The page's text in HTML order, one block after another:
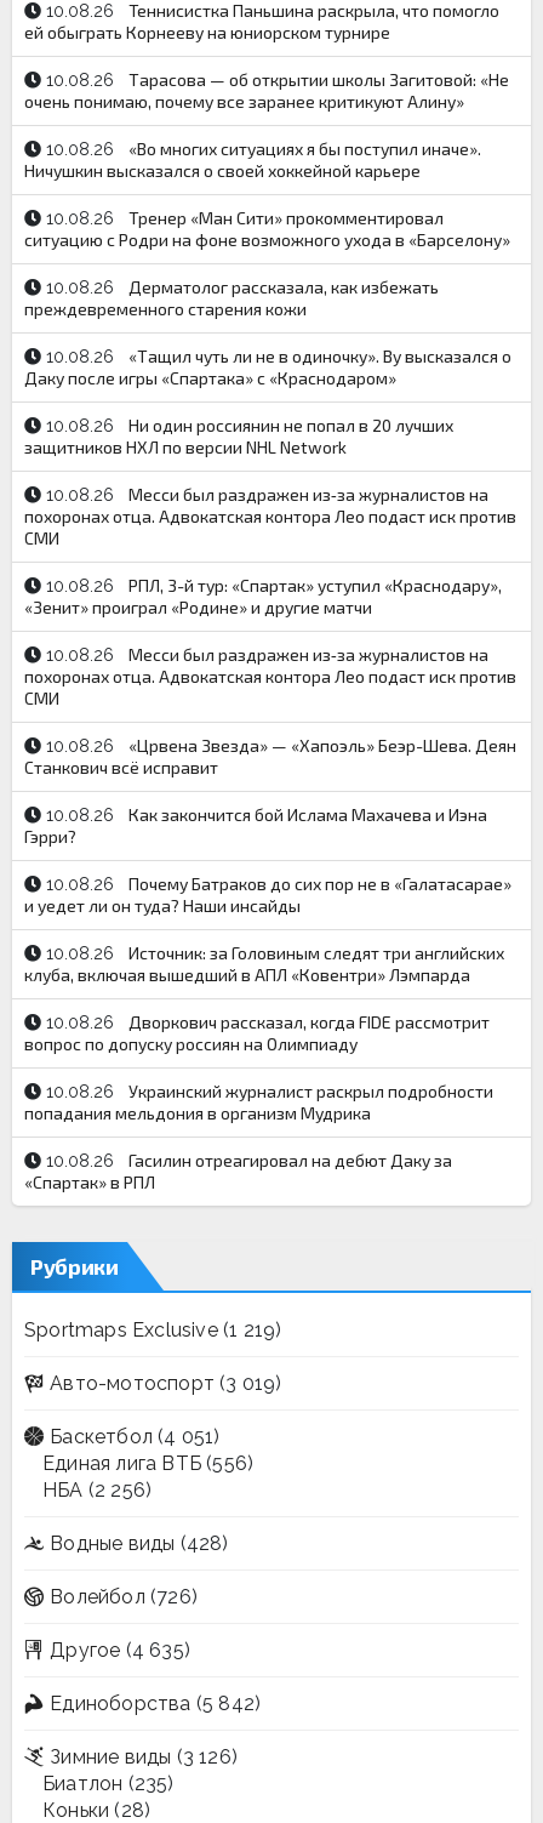
10.08.26
Теннисистка Паньшина раскрыла, что помогло
ей обыграть Корнееву на юниорском турнире
10.08.26
Тарасова — об открытии школы Загитовой: «Не
очень понимаю, почему все заранее критикуют Алину»
10.08.26
«Во многих ситуациях я бы поступил иначе».
Ничушкин высказался о своей хоккейной карьере
10.08.26
Тренер «Ман Сити» прокомментировал
ситуацию с Родри на фоне возможного ухода в «Барселону»
10.08.26
Дерматолог рассказала, как избежать
преждевременного старения кожи
10.08.26
«Тащил чуть ли не в одиночку». Ву высказался о
Даку после игры «Спартака» с «Краснодаром»
10.08.26
Ни один россиянин не попал в 20 лучших
защитников НХЛ по версии NHL Network
10.08.26
Месси был раздражен из‑за журналистов на
похоронах отца. Адвокатская контора Лео подаст иск против
СМИ
10.08.26
РПЛ, 3-й тур: «Спартак» уступил «Краснодару»,
«Зенит» проиграл «Родине» и другие матчи
10.08.26
Месси был раздражен из‑за журналистов на
похоронах отца. Адвокатская контора Лео подаст иск против
СМИ
10.08.26
«Црвена Звезда» — «Хапоэль» Беэр-Шева. Деян
Станкович всё исправит
10.08.26
Как закончится бой Ислама Махачева и Иэна
Гэрри?
10.08.26
Почему Батраков до сих пор не в «Галатасарае»
и уедет ли он туда? Наши инсайды
10.08.26
Источник: за Головиным следят три английских
клуба, включая вышедший в АПЛ «Ковентри» Лэмпарда
10.08.26
Дворкович рассказал, когда FIDE рассмотрит
вопрос по допуску россиян на Олимпиаду
10.08.26
Украинский журналист раскрыл подробности
попадания мельдония в организм Мудрика
10.08.26
Гасилин отреагировал на дебют Даку за
«Спартак» в РПЛ
Рубрики
Sportmaps Exclusive(1 219)
Авто-мотоспорт (3 019)
Баскетбол (4 051)
Единая лига ВТБ (556)
НБА (2 256)
Водные виды (428)
Волейбол (726)
Другое (4 635)
Единоборства (5 842)
Зимние виды (3 126)
Биатлон (235)
Коньки (28)